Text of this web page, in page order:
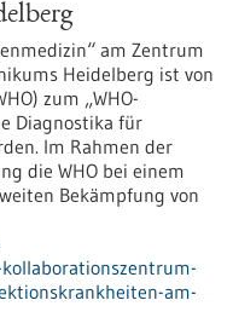
am Zentrum
Heidelberg ist von
zum „WHO-
Diagnostika für
Im Rahmen der
die WHO bei einem
Bekämpfung von
am-